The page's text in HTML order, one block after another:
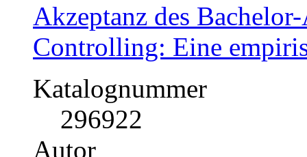
Akzeptanz des
Controlling: Eine
Katalognummer
296922
Autor